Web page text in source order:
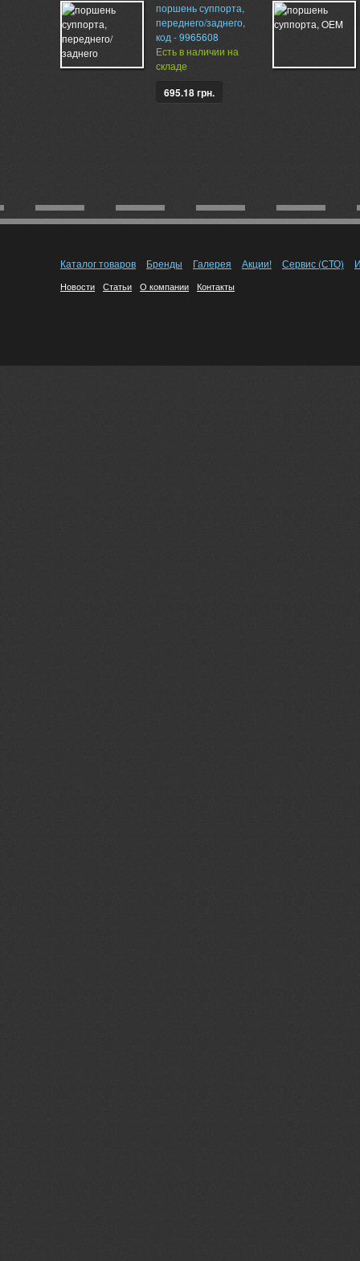
поршень суппорта,
переднего/заднего,
код - 9965608
Есть в наличии на
складе
695.18 грн.
Каталог товаров Бренды Галерея Акции! Сервис (СТО)
Новости Статьи О компании Контакты